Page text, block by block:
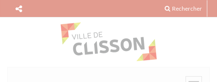
Rechercher
Panneau de gestion des cookies